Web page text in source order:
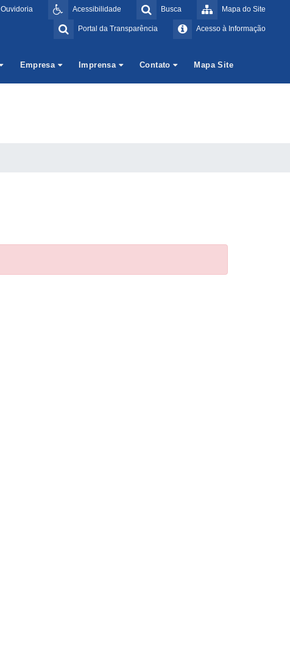
Mapa do Site
Busca
Acessibilidade
Ouvidoria
Acesso à Informação
Portal da Transparência
Empresa Imprensa Contato Mapa Site